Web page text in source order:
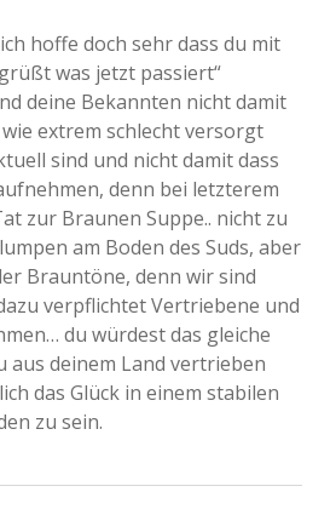
hoffe doch sehr dass du mit
was jetzt passiert“
deine Bekannten nicht damit
extrem schlecht versorgt
sind und nicht damit dass
denn bei letzterem
zur Braunen Suppe.. nicht zu
am Boden des Suds, aber
Brauntöne, denn wir sind
verpflichtet Vertriebene und
du würdest das gleiche
aus deinem Land vertrieben
das Glück in einem stabilen
zu sein.